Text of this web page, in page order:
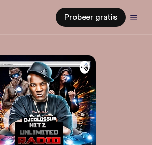
Probeer gratis